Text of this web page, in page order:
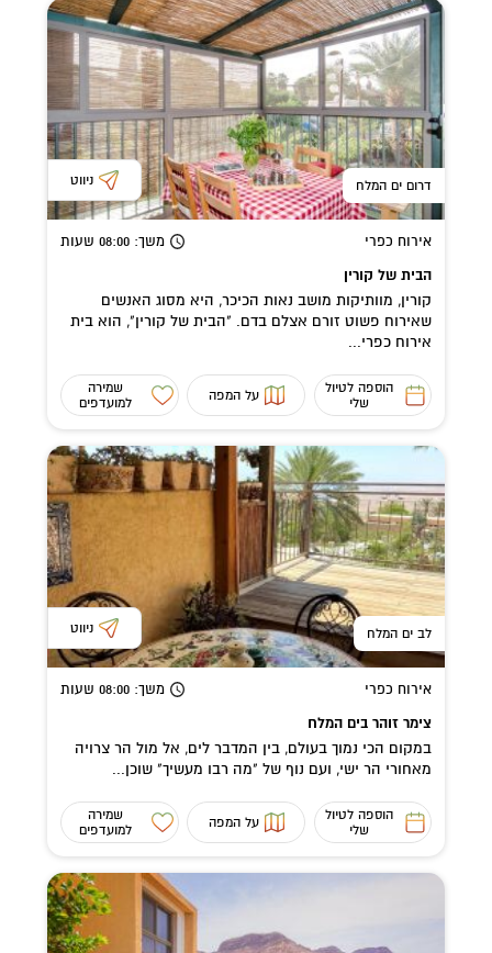
דרום ים המלח ניווט
אירוח כפרי משך: 08:00 שעות
הבית של קורין
קורין, מוותיקות מושב נאות הכיכר, היא מסוג האנשים
שאירוח פשוט זורם אצלם בדם. "הבית של קורין", הוא בית
אירוח כפרי...
הוספה לטיול
שלי
על המפה
שמירה
למועדפים
לב ים המלח ניווט
אירוח כפרי משך: 08:00 שעות
צימר זוהר בים המלח
במקום הכי נמוך בעולם, בין המדבר לים, אל מול הר צרויה
מאחורי הר ישי, ועם נוף של "מה רבו מעשיך" שוכן...
הוספה לטיול
שלי
על המפה
שמירה
למועדפים